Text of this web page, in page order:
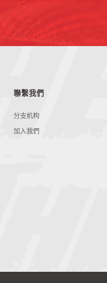
聯繫我們
分支机构
加入我們